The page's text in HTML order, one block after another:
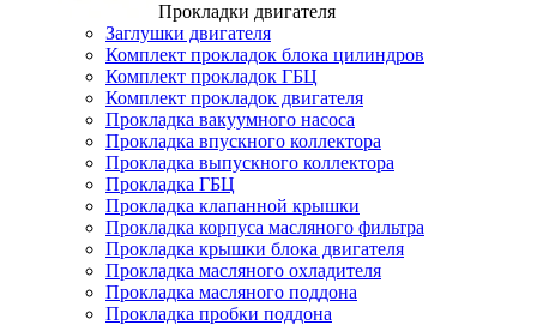
Прокладки двигателя
Заглушки двигателя
Комплект прокладок блока цилиндров
Комплект прокладок ГБЦ
Комплект прокладок двигателя
Прокладка вакуумного насоса
Прокладка впускного коллектора
Прокладка выпускного коллектора
Прокладка ГБЦ
Прокладка клапанной крышки
Прокладка корпуса масляного фильтра
Прокладка крышки блока двигателя
Прокладка масляного охладителя
Прокладка масляного поддона
Прокладка пробки поддона